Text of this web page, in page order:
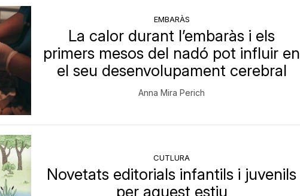
EMBARÀS
La calor durant l’embaràs i els
primers mesos del nadó pot influir en
el seu desenvolupament cerebral
Anna Mira Perich
CUTLURA
Novetats editorials infantils i juvenils
per aquest estiu